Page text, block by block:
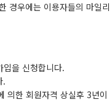
경우에는 이용자들의 마일리
을 신청합니다.
.
의한 회원자격 상실후 3년이